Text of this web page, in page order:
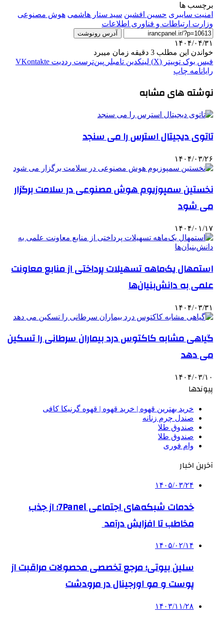
برچسب ها
امنیت سایبری حسین افشین سید ستار هاشمی هوش مصنوعی
وزارت ارتباطات و فناوری اطلاعات
آدرس رونوشت
۱۴۰۴/۰۴/۳۱
خواندن این مطلب 3 دقیقه زمان میبرد
فیس بوک توییتر (X) لینکدین ‫تامبلر ‫پین‌ترست ‫رددیت ‫VKontakte
رایانامه چاپ
نوشته های مشابه
تاتوی دیجیتال استرس را می سنجد
۱۴۰۴/۰۳/۲۶
نخستین سمپوزیوم هوش مصنوعی در سلامت برگزار
می شود
۱۴۰۴/۰۱/۱۷
استمهال یک‌ماهه تسهیلات پرداختی از منابع معاونت
علمی به دانش‌بنیان‌ها
۱۴۰۴/۰۳/۳۱
گیاهی مشابه کاکتوس درد بیماران سرطانی را تسکین
می دهد
۱۴۰۴/۰۳/۱۰
پیوندها
خرید بهترین قهوه | خرید قهوه | قهوه گرنیکا کافی
صندل چرم زنانه
صندوق طلا
صندوق طلا
وام فوری
آخرین اخبار
۱۴۰۵/۰۳/۲۴
خدمات شبکه‌های اجتماعی 7Panel؛ از جذب
مخاطب تا افزایش درآمد
۱۴۰۵/۰۲/۱۴
سلین بیوتی؛ مرجع تخصصی محصولات مراقبت از
پوست و مو اورجینال در مرودشت
۱۴۰۳/۱۱/۲۸